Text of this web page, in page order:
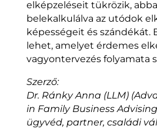
elképzeléseit tükrözik,
belekalkulálva az utódok
képességeit és szándékát.
lehet, amelyet érdemes
vagyontervezés folyamata
Szerző:
Dr. Ránky Anna (LLM)
in Family Business Advising
ügyvéd, partner, családi